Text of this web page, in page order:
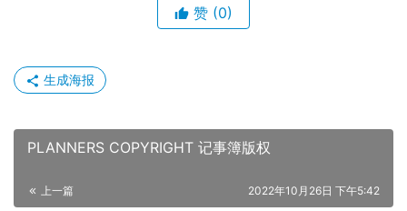
赞 (0)
生成海报
PLANNERS COPYRIGHT 记事簿版权
上一篇 2022年10月26日 下午5:42